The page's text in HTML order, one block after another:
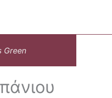
Green